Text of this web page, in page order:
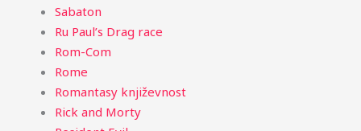
Sabaton
Ru Paul’s Drag race
Rom-Com
Rome
Romantasy književnost
Rick and Morty